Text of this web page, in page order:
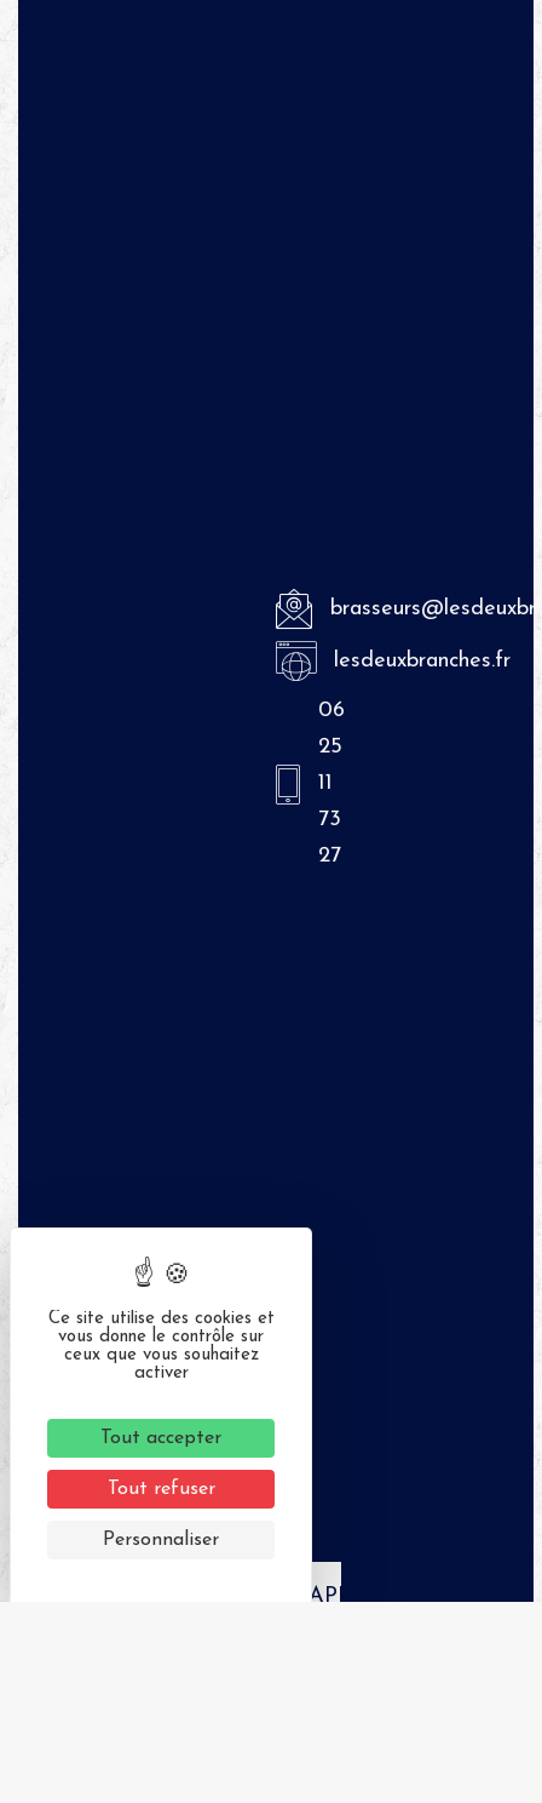
lesdeuxbranches.fr
06
25
11
73
27
APPELER
Ce site utilise des cookies et
vous donne le contrôle sur
ceux que vous souhaitez
activer
Tout accepter
Tout refuser
Personnaliser